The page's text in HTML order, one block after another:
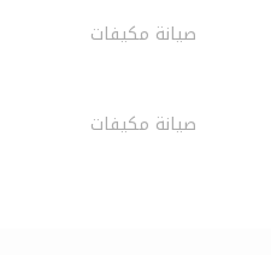
صيانة مكيفات
صيانة مكيفات